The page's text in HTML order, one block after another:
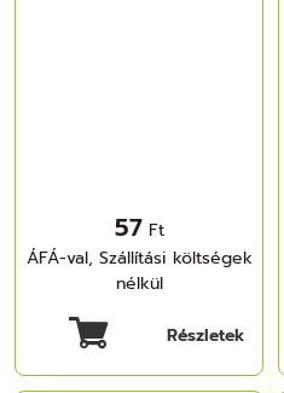
57 Ft
ÁFÁ-val, Szállítási költségek
nélkül
Részletek